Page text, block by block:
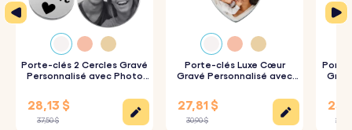
Mode d’emploi :
1. Tapez votre texte : Ajoutez les mots que vous
souhaitez graver sur la plaque de métal.
police préférée et la couleur de votre choix.
Porte-clés 2 Cercles Gravé
Personnalisé avec Photo
28,13 $
37,50 $
Porte-clés Luxe Cœur
Gravé Personnalisé avec
27,81 $
30,90 $